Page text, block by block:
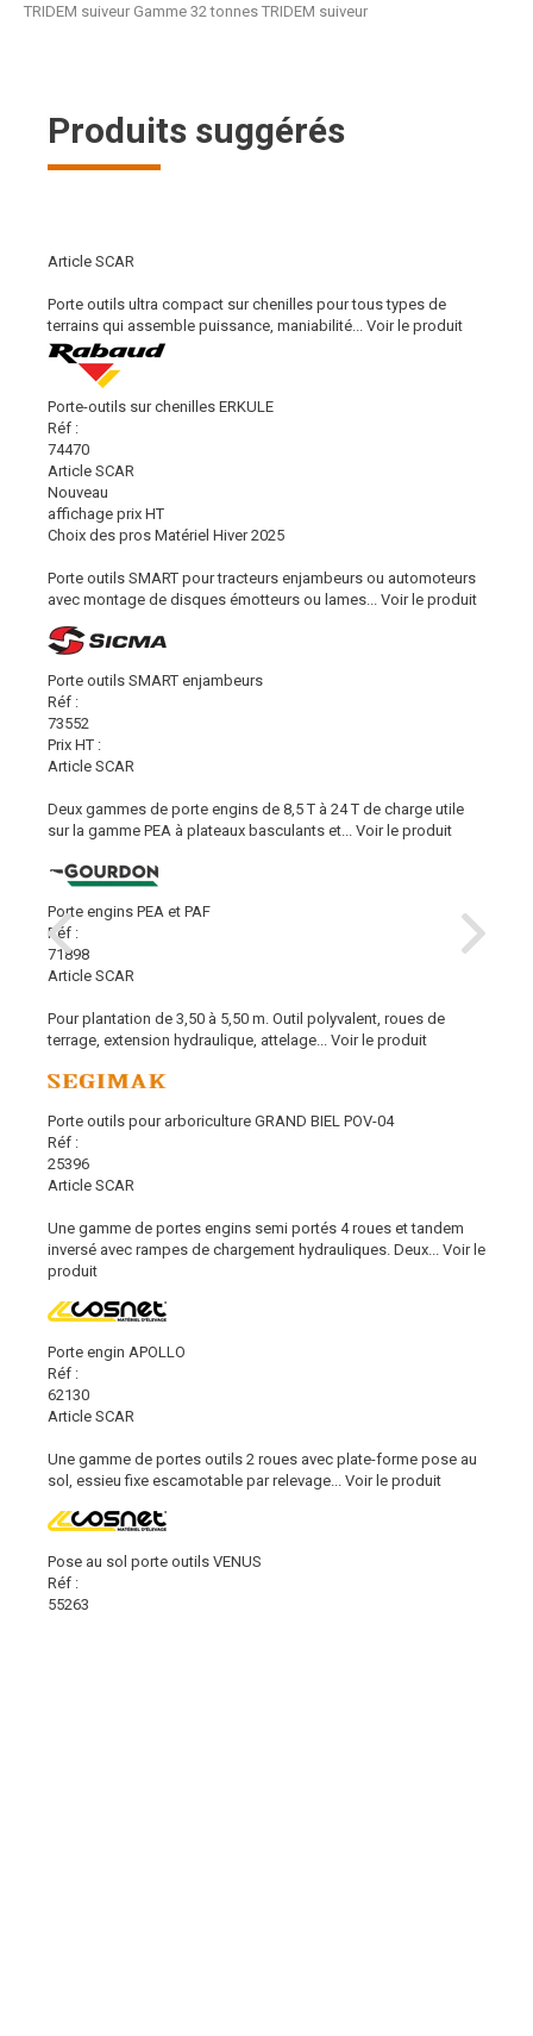
TRIDEM suiveur Gamme 32 tonnes TRIDEM suiveur
Produits suggérés
Article SCAR
Porte outils ultra compact sur chenilles pour tous types de
terrains qui assemble puissance, maniabilité...
Voir le produit
Porte-outils sur chenilles ERKULE
Réf :
74470
Article SCAR
Nouveau
affichage prix HT
Choix des pros Matériel Hiver 2025
Porte outils SMART pour tracteurs enjambeurs ou automoteurs
avec montage de disques émotteurs ou lames...
Voir le produit
Porte outils SMART enjambeurs
Réf :
73552
Prix HT :
Article SCAR
Deux gammes de porte engins de 8,5 T à 24 T de charge utile
sur la gamme PEA à plateaux basculants et...
Voir le produit
Porte engins PEA et PAF
Réf :
71898
Article SCAR
Pour plantation de 3,50 à 5,50 m. Outil polyvalent, roues de
terrage, extension hydraulique, attelage...
Voir le produit
Porte outils pour arboriculture GRAND BIEL POV-04
Réf :
25396
Article SCAR
Une gamme de portes engins semi portés 4 roues et tandem
inversé avec rampes de chargement hydrauliques. Deux...
Voir le
produit
Porte engin APOLLO
Réf :
62130
Article SCAR
Une gamme de portes outils 2 roues avec plate-forme pose au
sol, essieu fixe escamotable par relevage...
Voir le produit
Pose au sol porte outils VENUS
Réf :
55263